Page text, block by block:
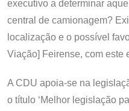
executivo a determinar
central de camionagem?
localização e o possível
Viação] Feirense, com este
A CDU apoia-se na
o título ‘Melhor legislação